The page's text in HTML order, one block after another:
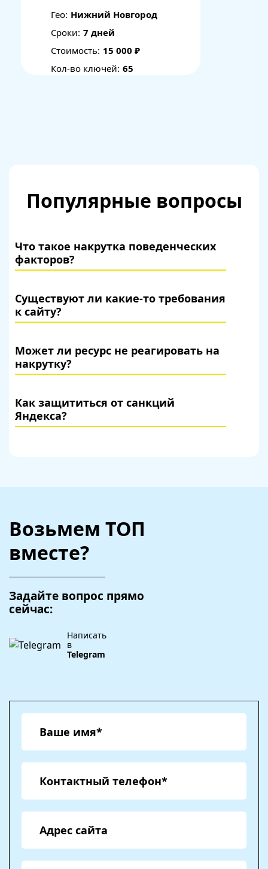
Гео: Нижний Новгород
Сроки: 7 дней
Стоимость: 15 000 ₽
Кол-во ключей: 65
Популярные вопросы
Что такое накрутка поведенческих
факторов?
Существуют ли какие-то требования
к сайту?
Может ли ресурс не реагировать на
накрутку?
Как защититься от санкций
Яндекса?
Возьмем ТОП
вместе?
Задайте вопрос прямо
сейчас:
Написать
в
Telegram